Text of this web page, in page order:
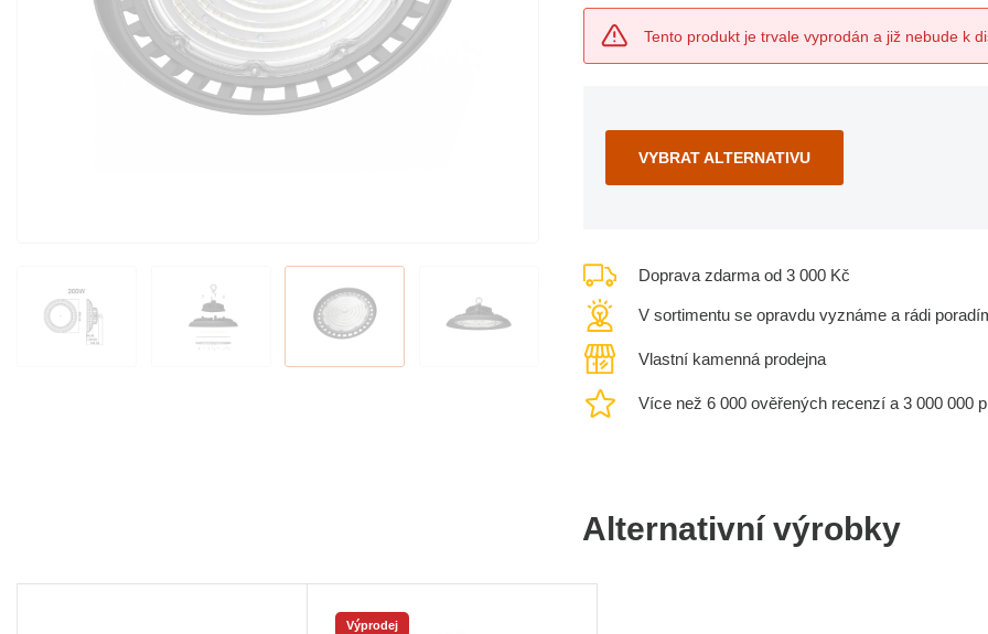
Tento produkt je trvale vyprodán a již nebude k
VYBRAT ALTERNATIVU
Doprava zdarma od 3 000 Kč
V sortimentu se opravdu vyznáme a rádi
Vlastní kamenná prodejna
Více než 6 000 ověřených recenzí a 3 000 000
Alternativní výrobky
Výprodej